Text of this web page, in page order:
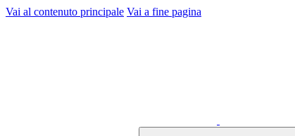
Vai al contenuto principale Vai a fine pagina